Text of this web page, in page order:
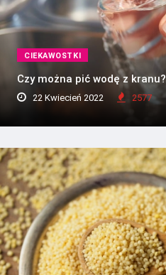
CIEKAWOSTKI
Czy można pić wodę z kranu?
22 Kwiecień 2022 2577